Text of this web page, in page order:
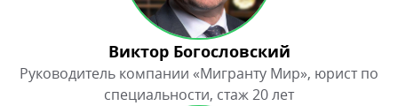
Виктор Богословский
Руководитель компании «Мигранту Мир», юрист по
специальности, стаж 20 лет